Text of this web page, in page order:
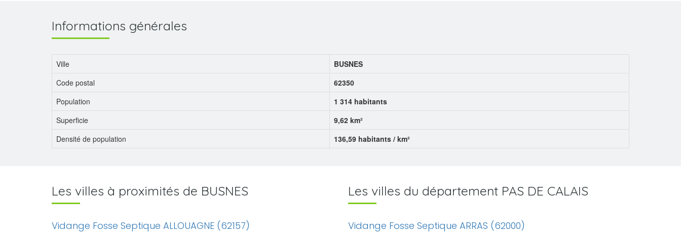
Informations générales
Ville
BUSNES
Code postal
62350
Population
1 314 habitants
Superficie
9,62 km²
Densité de population
136,59 habitants / km²
Les villes à proximités de BUSNES
Vidange Fosse Septique ALLOUAGNE (62157)
Les villes du département PAS DE CALAIS
Vidange Fosse Septique ARRAS (62000)